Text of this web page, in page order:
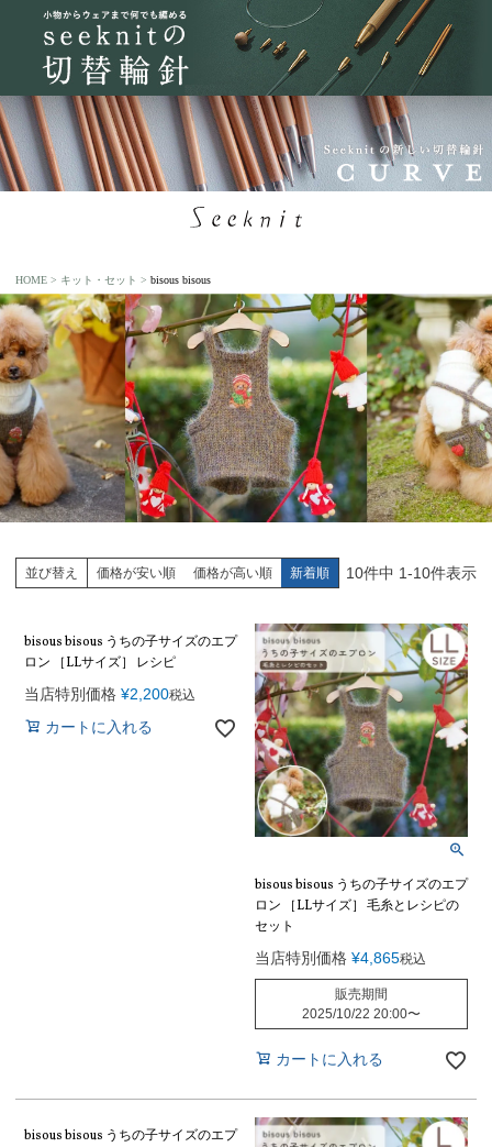
HOME キット・セット bisous bisous
並び替え 価格が安い順 価格が高い順 新着順 10件中 1-10件表示
bisous bisous うちの子サイズのエプ
ロン ［LLサイズ］ レシピ
当店特別価格 ¥2,200税込
カートに入れる
bisous bisous うちの子サイズのエプ
ロン ［LLサイズ］ 毛糸とレシピの
セット
当店特別価格 ¥4,865税込
販売期間
2025/10/22 20:00〜
カートに入れる
bisous bisous うちの子サイズのエプ